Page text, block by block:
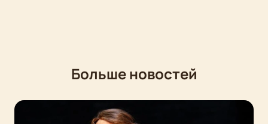
Больше новостей